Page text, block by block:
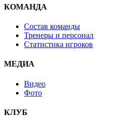
КОМАНДА
Состав команды
Тренеры и персонал
Статистика игроков
МЕДИА
Видео
Фото
КЛУБ